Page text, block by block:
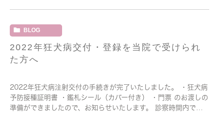
BLOG
2022年狂犬病交付・登録を当院で受けられ
た方へ
2022年狂犬病注射交付の手続きが完了いたしました。 ・狂犬病
予防接種証明書 ・鑑札シール（カバー付き） ・門票 のお渡しの
準備ができましたので、お知らせいたします。 診察時間内でし